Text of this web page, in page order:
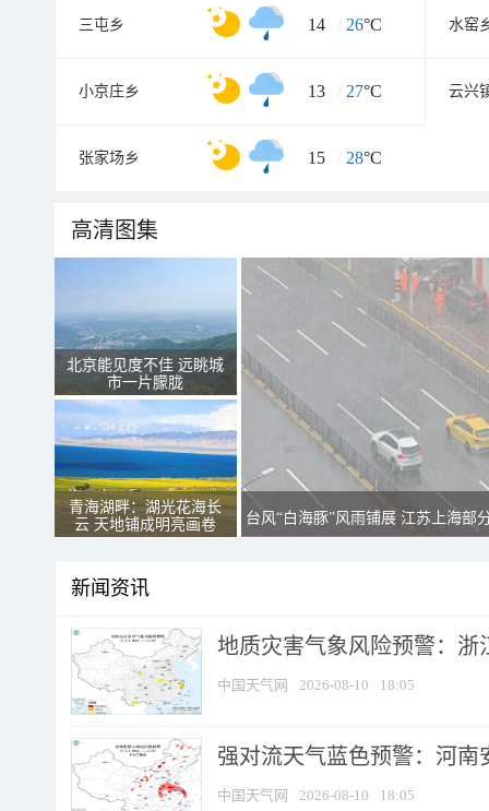
三屯乡 14 / 26°C 水窑
小京庄乡 13 / 27°C 云兴
张家场乡 15 / 28°C
高清图集
北京能见度不佳 远眺城
市一片朦胧
青海湖畔：湖光花海长
云 天地铺成明亮画卷
台风“白海豚”风雨铺展 江苏上海部
新闻资讯
地质灾害气象风险预警：浙
中国天气网 2026-08-10 18:05
强对流天气蓝色预警：河南
中国天气网 2026-08-10 18:05